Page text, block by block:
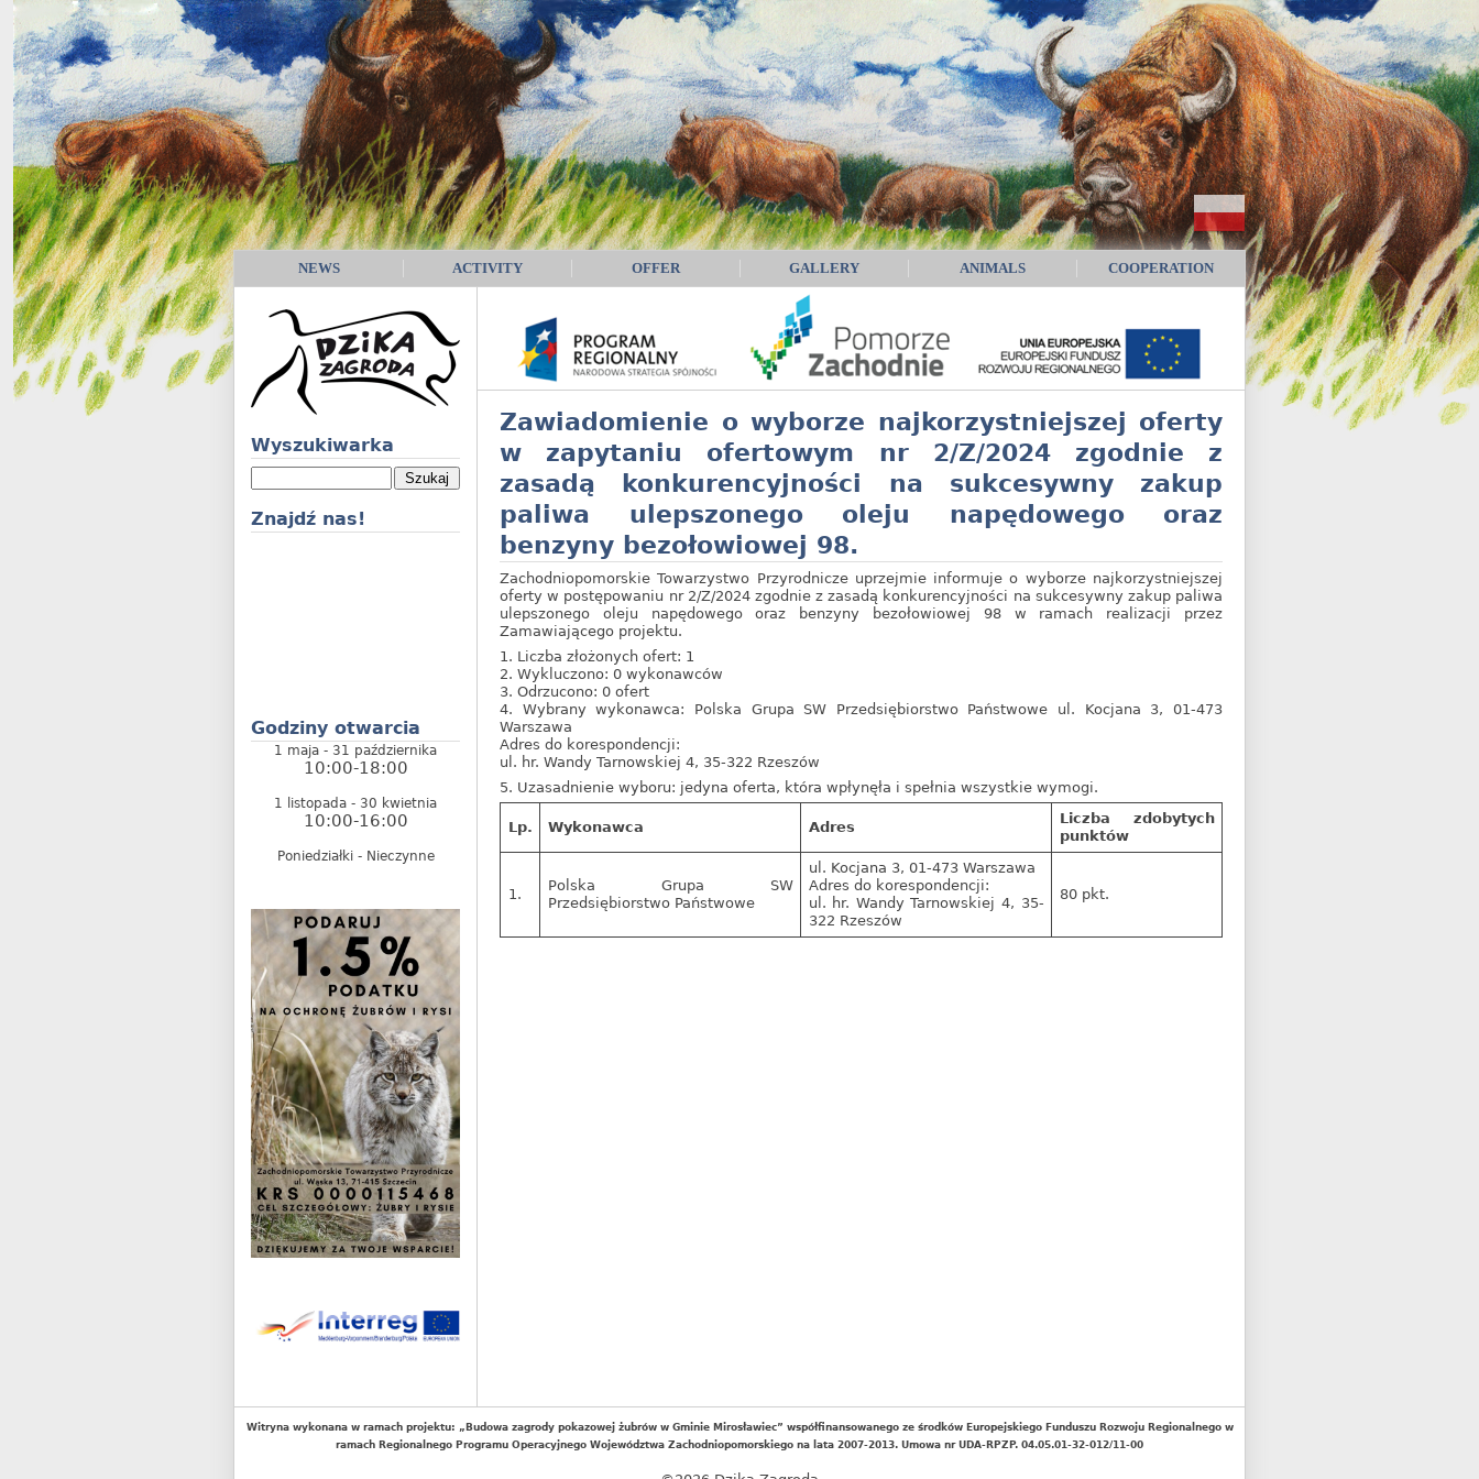
NEWS ACTIVITY OFFER GALLERY ANIMALS COOPERATION
Wyszukiwarka
Znajdź nas!
Godziny otwarcia
1 maja - 31 października
10:00-18:00
1 listopada - 30 kwietnia
10:00-16:00
Poniedziałki - Nieczynne
Zawiadomienie o wyborze najkorzystniejszej oferty
w zapytaniu ofertowym nr 2/Z/2024 zgodnie z
zasadą konkurencyjności na sukcesywny zakup
paliwa ulepszonego oleju napędowego oraz
benzyny bezołowiowej 98.
Zachodniopomorskie Towarzystwo Przyrodnicze uprzejmie informuje o wyborze najkorzystniejszej
oferty w postępowaniu nr 2/Z/2024 zgodnie z zasadą konkurencyjności na sukcesywny zakup paliwa
ulepszonego oleju napędowego oraz benzyny bezołowiowej 98 w ramach realizacji przez
Zamawiającego projektu.
1. Liczba złożonych ofert: 1
2. Wykluczono: 0 wykonawców
3. Odrzucono: 0 ofert
4. Wybrany wykonawca: Polska Grupa SW Przedsiębiorstwo Państwowe ul. Kocjana 3, 01-473
Warszawa
Adres do korespondencji:
ul. hr. Wandy Tarnowskiej 4, 35-322 Rzeszów
5. Uzasadnienie wyboru: jedyna oferta, która wpłynęła i spełnia wszystkie wymogi.
Lp. Wykonawca Adres
Liczba zdobytych
punktów
1.
Polska Grupa SW
Przedsiębiorstwo Państwowe
ul. Kocjana 3, 01-473 Warszawa
Adres do korespondencji:
ul. hr. Wandy Tarnowskiej 4, 35-
322 Rzeszów
80 pkt.
Witryna wykonana w ramach projektu: „Budowa zagrody pokazowej żubrów w Gminie Mirosławiec” współfinansowanego ze środków Europejskiego Funduszu Rozwoju Regionalnego w
ramach Regionalnego Programu Operacyjnego Województwa Zachodniopomorskiego na lata 2007-2013. Umowa nr UDA-RPZP. 04.05.01-32-012/11-00